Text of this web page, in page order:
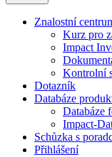
Znalostní
Kurz pro
Impact
Kontrolní
Dotazník
Databáze
Databáze
Impact-
Schůzka s
Přihlášení